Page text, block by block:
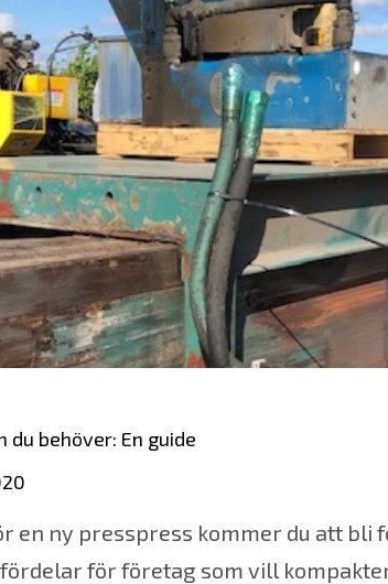
behöver: En guide
en ny presspress kommer du att bli
för företag som vill